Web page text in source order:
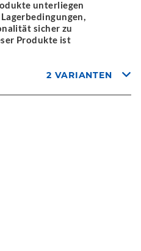
unterliegen
sicher zu
Produkte ist
2 VARIANTEN